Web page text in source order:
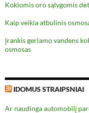
Kokiomis oro sąlygomis
Kaip veikia atbulinis
Įrankis geriamo vandens
osmosas
IDOMUS STRAIPSNIAI
Ar naudinga automobilį